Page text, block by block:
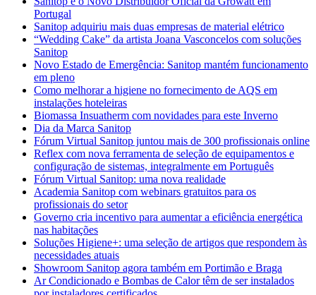
Portugal
Sanitop adquiriu mais duas empresas de material elétrico
“Wedding Cake” da artista Joana Vasconcelos com soluções
Sanitop
Novo Estado de Emergência: Sanitop mantém funcionamento
em pleno
Como melhorar a higiene no fornecimento de AQS em
instalações hoteleiras
Biomassa Insuatherm com novidades para este Inverno
Dia da Marca Sanitop
Fórum Virtual Sanitop juntou mais de 300 profissionais online
Reflex com nova ferramenta de seleção de equipamentos e
configuração de sistemas, integralmente em Português
Fórum Virtual Sanitop: uma nova realidade
Academia Sanitop com webinars gratuitos para os
profissionais do setor
Governo cria incentivo para aumentar a eficiência energética
nas habitações
Soluções Higiene+: uma seleção de artigos que respondem às
necessidades atuais
Showroom Sanitop agora também em Portimão e Braga
Ar Condicionado e Bombas de Calor têm de ser instalados